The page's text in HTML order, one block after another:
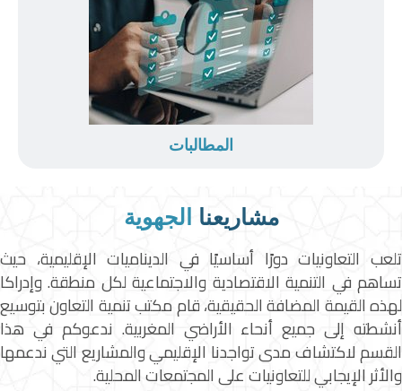
المطالبات
مشاريعنا الجهوية
تلعب التعاونيات دورًا أساسيًا في الديناميات الإقليمية، حيث
تساهم في التنمية الاقتصادية والاجتماعية لكل منطقة. وإدراكا
لهذه القيمة المضافة الحقيقية، قام مكتب تنمية التعاون بتوسيع
أنشطته إلى جميع أنحاء الأراضي المغربية. ندعوكم في هذا
القسم لاكتشاف مدى تواجدنا الإقليمي والمشاريع التي ندعمها
والأثر الإيجابي للتعاونيات على المجتمعات المحلية.